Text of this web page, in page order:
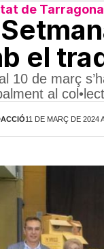
de Tarragona
el
10 de març
al
11 DE MARÇ DE 2024